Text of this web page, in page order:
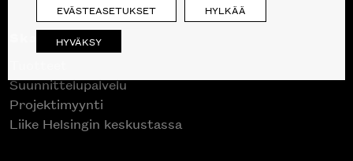
Skanno
Suunnittelupalvelu
Projektimyynti
Liike Helsingin keskustassa
EVÄSTEASETUKSET HYLKÄÄ
HYVÄKSY